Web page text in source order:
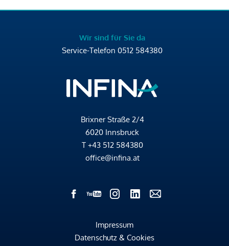
Wir sind für Sie da
Service-Telefon 0512 584380
Brixner Straße 2/4
6020 Innsbruck
T +43 512 584380
office@infina.at
Impressum
Datenschutz & Cookies